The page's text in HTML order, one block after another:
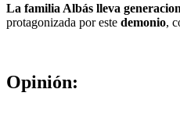
La familia Albás lleva
protagonizada por este demonio,
Opinión: